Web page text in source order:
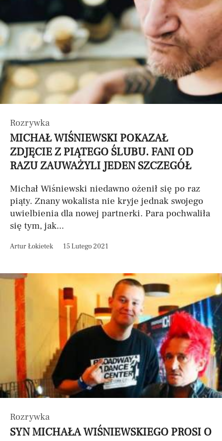
Rozrywka
MICHAŁ WIŚNIEWSKI POKAZAŁ
ZDJĘCIE Z PIĄTEGO ŚLUBU. FANI OD
RAZU ZAUWAŻYLI JEDEN SZCZEGÓŁ
Michał Wiśniewski niedawno ożenił się po raz
piąty. Znany wokalista nie kryje jednak swojego
uwielbienia dla nowej partnerki. Para pochwaliła
się tym, jak...
Artur Łokietek 15 Lutego 2021
Rozrywka
SYN MICHAŁA WIŚNIEWSKIEGO PROSI O